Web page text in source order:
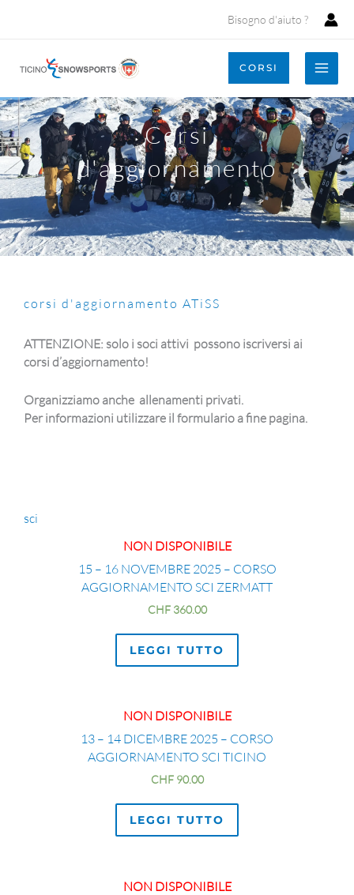
Bisogno d'aiuto ?
CORSI
Corsi
d'aggiornamento
corsi d'aggiornamento ATiSS
ATTENZIONE: solo i soci attivi possono iscriversi ai
corsi d’aggiornamento!
Organizziamo anche allenamenti privati.
Per informazioni utilizzare il formulario a fine pagina.
sci
NON DISPONIBILE
15 – 16 NOVEMBRE 2025 – CORSO
AGGIORNAMENTO SCI ZERMATT
CHF360.00
LEGGI TUTTO
NON DISPONIBILE
13 – 14 DICEMBRE 2025 – CORSO
AGGIORNAMENTO SCI TICINO
CHF90.00
LEGGI TUTTO
NON DISPONIBILE